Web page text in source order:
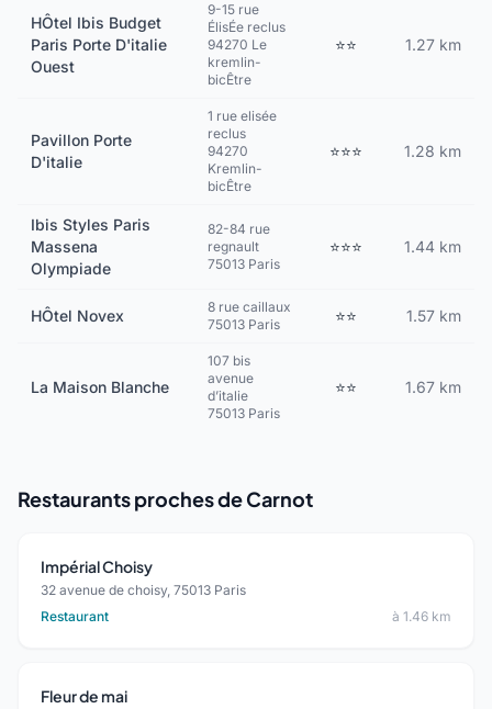
HÔtel Ibis Budget
Paris Porte D'italie
Ouest
9-15 rue
ÉlisÉe reclus
94270 Le
kremlin-
bicÊtre
⭐⭐ 1.27 km
Pavillon Porte
D'italie
1 rue elisée
reclus
94270
Kremlin-
bicÊtre
⭐⭐⭐ 1.28 km
Ibis Styles Paris
Massena
Olympiade
82-84 rue
regnault
75013 Paris
⭐⭐⭐ 1.44 km
HÔtel Novex
8 rue caillaux
75013 Paris
⭐⭐ 1.57 km
La Maison Blanche
107 bis
avenue
d’italie
75013 Paris
⭐⭐ 1.67 km
Restaurants proches de Carnot
Impérial Choisy
32 avenue de choisy, 75013 Paris
Restaurant
à 1.46 km
Fleur de mai